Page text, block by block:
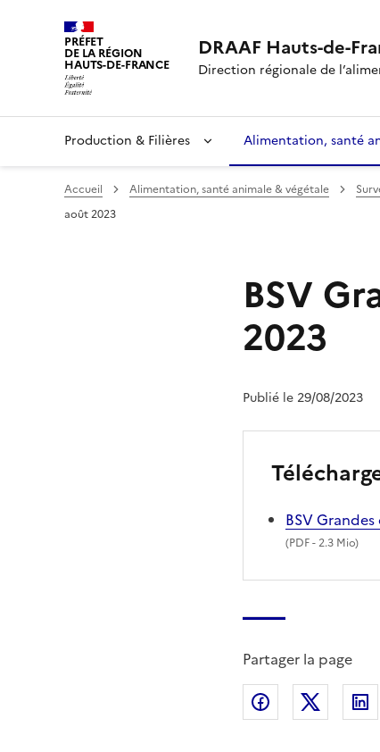
PRÉFET
DE LA RÉGION
HAUTS-DE-FRANCE
DRAAF Hauts-de-
Direction régionale de
Production & Filières Alimentation, santé
Accueil Alimentation, santé animale & végétale
août 2023
BSV
2023
Publié le 29/08/2023
BSV
(PDF- 2.3 Mio)
Partager la page
Partager sur